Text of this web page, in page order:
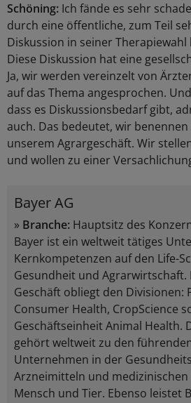
Schöning: Ich fände es sehr
durch eine öffentliche, zum Teil
Diskussion in seiner
Diese Diskussion hat eine
Ja, wir werden vereinzelt von
auf das Thema angesprochen.
dass es Diskussionsbedarf gibt,
auch. Das bedeutet, wir
unserem Agrargeschäft. Wir
und wollen zu einer
Bayer AG
» Branche: Hauptsitz des
Bayer ist ein weltweit tätiges
Kernkompetenzen auf den Life-
Gesundheit und Agrarwirtschaft.
Geschäft obliegt den Divisionen:
Consumer Health, CropScience
Geschäftseinheit Animal Health.
gehört weltweit zu den
Unternehmen in der
Arzneimitteln und
Mensch und Tier. Ebenso leistet